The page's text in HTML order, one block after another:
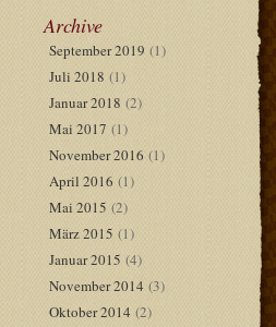
Archive
September 2019(1)
Juli 2018(1)
Januar 2018 (2)
Mai 2017 (1)
November 2016(1)
April 2016(1)
Mai 2015 (2)
März 2015 (1)
Januar 2015(4)
November 2014(3)
Oktober 2014(2)